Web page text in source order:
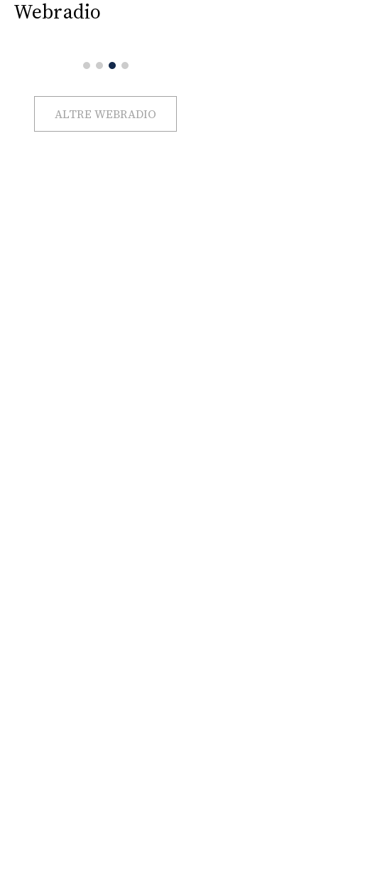
Webradio
ALTRE WEBRADIO